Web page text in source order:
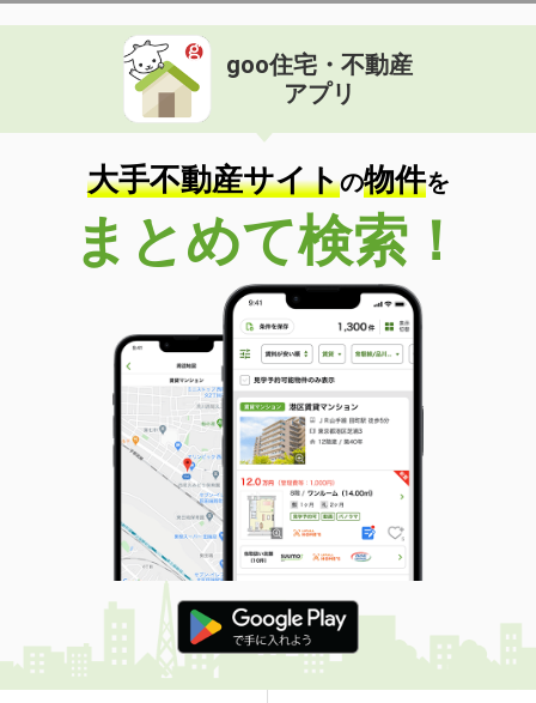
goo住宅・不動産
アプリ
大手不動産サイトの物件を
まとめて検索！